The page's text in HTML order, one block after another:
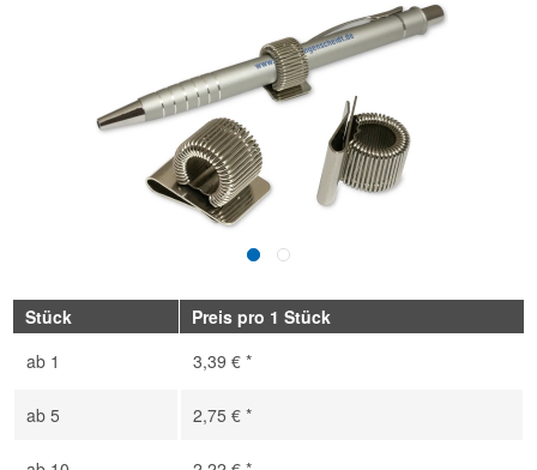
Stück
Preis pro 1 Stück
ab 1 3,39 € *
ab 5 2,75 € *